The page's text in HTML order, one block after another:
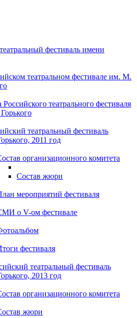
фестиваль имени
театральном фестивале им. М.
Российского театрального фестиваля
театральный фестиваль
2011 год
организационного комитета
Состав жюри
мероприятий фестиваля
о V-ом фестивале
фестиваля
театральный фестиваль
2013 год
организационного комитета
жюри